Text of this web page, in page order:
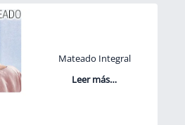
Mateado Integral
Leer más…